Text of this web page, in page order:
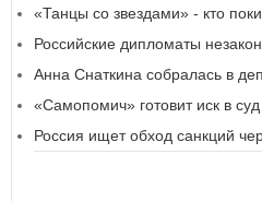
«Танцы со звездами» - кто
Российские дипломаты
Анна Снаткина собралась в
«Самопомич» готовит иск в
Россия ищет обход санкций